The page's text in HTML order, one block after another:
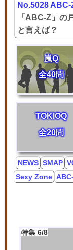
No.5028 ABC-
「ABC-Z」の
と言えば？
嵐Q
全40問
TOKIOQ
全20問
NEWS SMAP
Sexy Zone
特集 6/8